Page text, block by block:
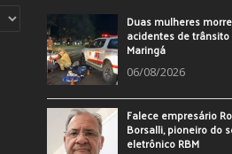
Duas mulheres
acidentes de
Maringá
06/08/2026
Falece empresário
Borsalli, pioneiro do
eletrônico RBM